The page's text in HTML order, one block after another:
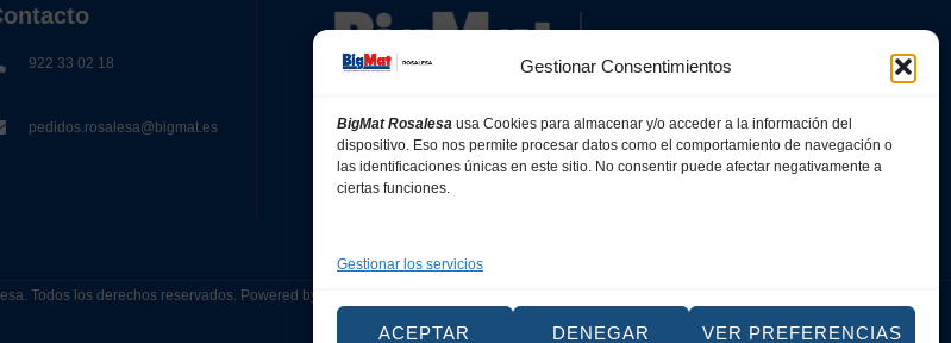
Gestionar Consentimientos
BigMat Rosalesa usa Cookies para almacenar y/o acceder a la información del
dispositivo. Eso nos permite procesar datos como el comportamiento de navegación o
las identificaciones únicas en este sitio. No consentir puede afectar negativamente a
ciertas funciones.
Gestionar los servicios
ACEPTAR DENEGAR VER PREFERENCIAS
922 33 02 18
pedidos.rosalesa@bigmat.es
Todos los derechos reservados. Powered by